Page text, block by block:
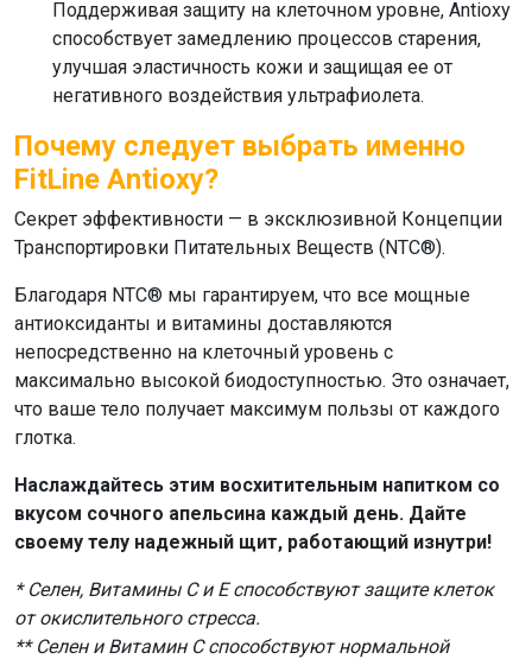
Поддерживая защиту на клеточном уровне, Antioxy
способствует замедлению процессов старения,
улучшая эластичность кожи и защищая ее от
негативного воздействия ультрафиолета.
Почему следует выбрать именно
FitLine Antioxy?
Секрет эффективности — в эксклюзивной Концепции
Транспортировки Питательных Веществ (NTC®).
Благодаря NTC® мы гарантируем, что все мощные
антиоксиданты и витамины доставляются
непосредственно на клеточный уровень с
максимально высокой биодоступностью. Это означает,
что ваше тело получает максимум пользы от каждого
глотка.
Наслаждайтесь этим восхитительным напитком со
вкусом сочного апельсина каждый день. Дайте
своему телу надежный щит, работающий изнутри!
* Селен, Витамины C и E способствуют защите клеток
от окислительного стресса.
** Селен и Витамин C способствуют нормальной